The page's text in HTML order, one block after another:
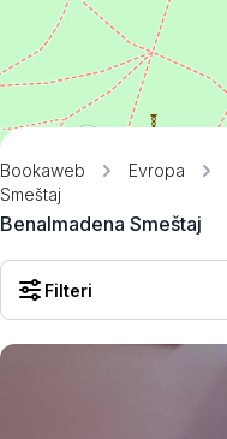
Bookaweb Evropa
Smeštaj
Benalmadena Smeštaj
Filteri